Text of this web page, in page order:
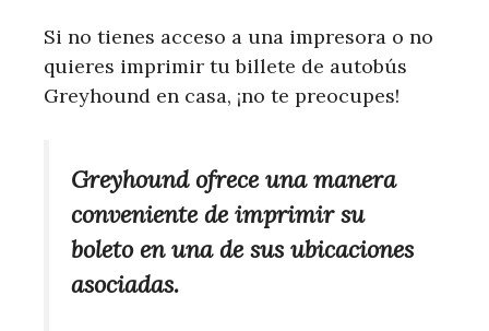
Si no tienes acceso a una impresora o no
quieres imprimir tu billete de autobús
Greyhound en casa, ¡no te preocupes!
Greyhound ofrece una manera
conveniente de imprimir su
boleto en una de sus ubicaciones
asociadas.